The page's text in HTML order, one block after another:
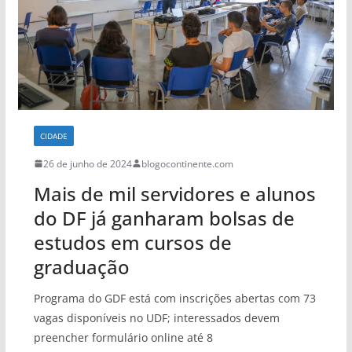
CIDADE
26 de junho de 2024 blogocontinente.com
Mais de mil servidores e alunos
do DF já ganharam bolsas de
estudos em cursos de
graduação
Programa do GDF está com inscrições abertas com 73
vagas disponíveis no UDF; interessados devem
preencher formulário online até 8